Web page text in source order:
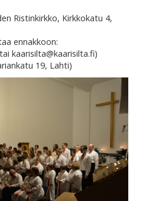
Ristinkirkko, Kirkkokatu 4,
ennakkoon:
kaarisilta@kaarisilta.fi)
19, Lahti)